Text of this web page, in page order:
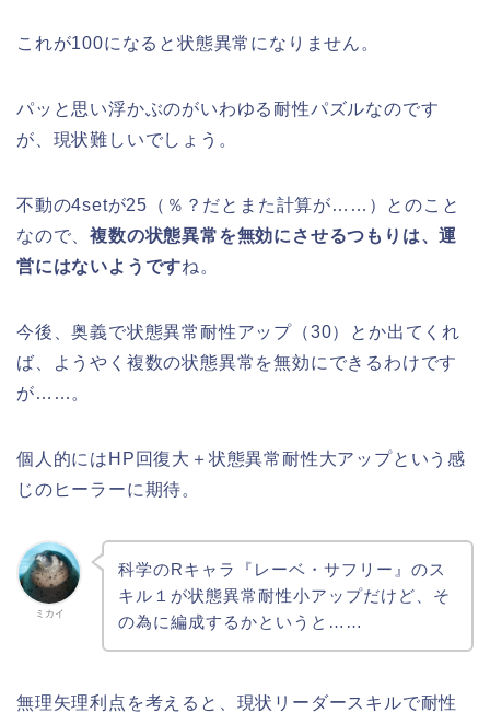
これが100になると状態異常になりません。
パッと思い浮かぶのがいわゆる耐性パズルなのです
が、現状難しいでしょう。
不動の4setが25（％？だとまた計算が……）とのこと
なので、複数の状態異常を無効にさせるつもりは、運
営にはないようですね。
今後、奥義で状態異常耐性アップ（30）とか出てくれ
ば、ようやく複数の状態異常を無効にできるわけです
が……。
個人的にはHP回復大＋状態異常耐性大アップという感
じのヒーラーに期待。
ミカイ
科学のRキャラ『レーベ・サフリー』のス
キル１が状態異常耐性小アップだけど、そ
の為に編成するかというと……
無理矢理利点を考えると、現状リーダースキルで耐性